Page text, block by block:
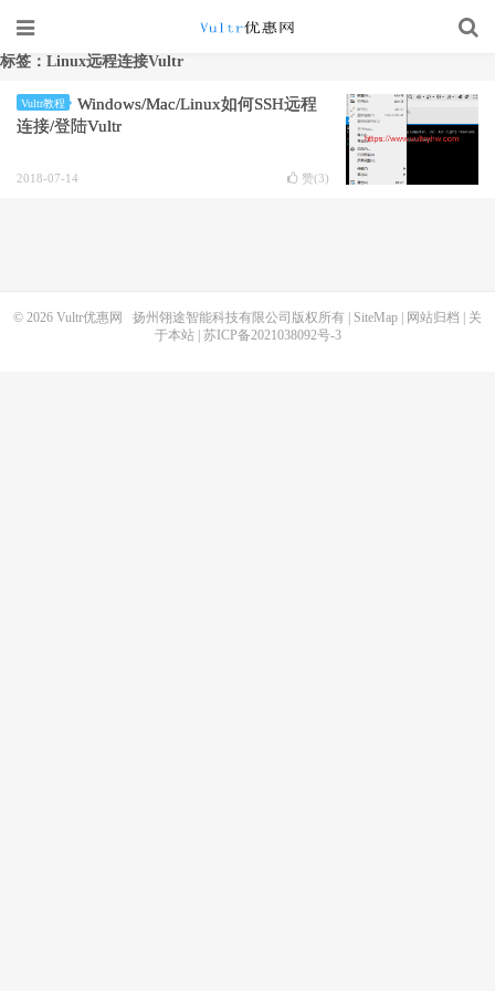
标签：Linux远程连接Vultr
Vultr教程
Windows/Mac/Linux如何SSH远程
连接/登陆Vultr
2018-07-14 赞(3)
© 2026 Vultr优惠网 扬州翎途智能科技有限公司版权所有 | SiteMap 网站归档
关
于本站| 苏ICP备2021038092号-3